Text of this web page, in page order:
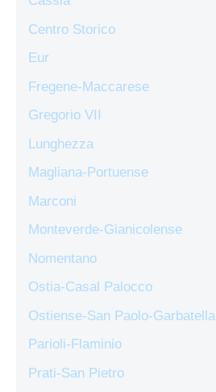
Centro Storico
Eur
Fregene-Maccarese
Gregorio VII
Lunghezza
Magliana-Portuense
Marconi
Monteverde-Gianicolense
Nomentano
Ostia-Casal Palocco
Ostiense-San Paolo-Garbatella
Parioli-Flaminio
Prati-San Pietro